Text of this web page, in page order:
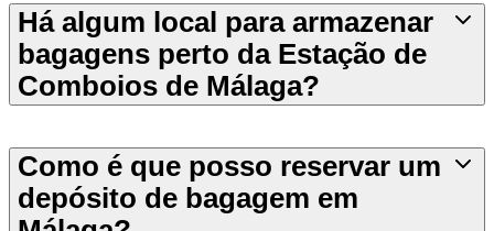
Há algum local para armazenar
bagagens perto da Estação de
Comboios de Málaga?
Como é que posso reservar um
depósito de bagagem em